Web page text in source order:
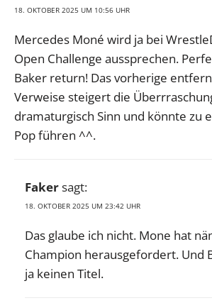
18. OKTOBER 2025 UM 10:56 UHR
Mercedes Moné wird ja bei
Open Challenge aussprechen.
Baker return! Das vorherige
Verweise steigert die
dramaturgisch Sinn und könnte zu
Pop führen ^^.
Fakersagt:
18. OKTOBER 2025 UM 23:42 UHR
Das glaube ich nicht. Mone hat
Champion herausgefordert. Und
ja keinen Titel.